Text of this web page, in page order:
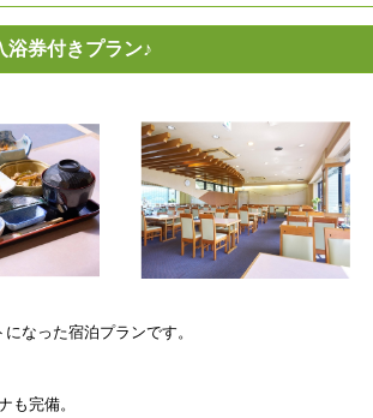
浴券付きプラン♪
なった宿泊プランです。
も完備。